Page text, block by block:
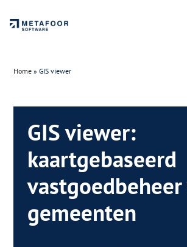
naar
Home »GIS viewer
GIS viewer:
kaartgebaseerd
gemeenten